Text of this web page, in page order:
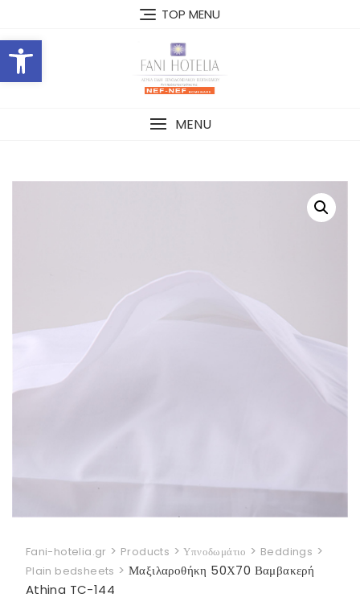
Open toolbar
content
TOP MENU
MENU
Fani-hotelia.gr > Products >Υπνοδωμάτιο > Beddings >
Plain bedsheets > Μαξιλαροθήκη 50Χ70 Βαμβακερή
Athina TC-144